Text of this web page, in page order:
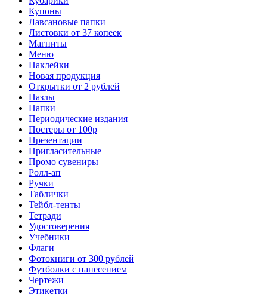
Купоны
Лавсановые папки
Листовки от 37 копеек
Магниты
Меню
Наклейки
Новая продукция
Открытки от 2 рублей
Пазлы
Папки
Периодические издания
Постеры от 100р
Презентации
Пригласительные
Промо сувениры
Ролл-ап
Ручки
Таблички
Тейбл-тенты
Тетради
Удостоверения
Учебники
Флаги
Фотокниги от 300 рублей
Футболки с нанесением
Чертежи
Этикетки